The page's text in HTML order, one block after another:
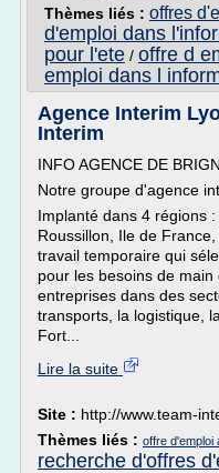
Thèmes liés : offres
d'emploi dans
pour l'ete / offre d
emploi dans l
Agence Interim
Interim
INFO AGENCE DE
Notre groupe d'agence
Implanté dans 4 régions
Roussillon, Ile de
travail temporaire qui
pour les besoins de
entreprises dans des
transports, la logistique,
Fort...
Lire la suite
Site : http://www.team-
Thèmes liés : offre d'emploi
recherche d'offres